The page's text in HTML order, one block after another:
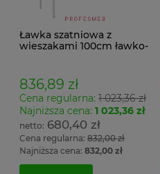
Ławka szatniowa z
wieszakami 100cm ławko-
836,89 zł
Cena regularna: 1 023,36 zł
Najniższa cena: 1 023,36 zł
680,40 zł
Cena regularna: 832,00 zł
Najniższa cena: 832,00 zł